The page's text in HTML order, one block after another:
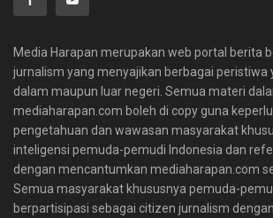
Media Harapan merupakan web portal berita
jurnalism yang menyajikan berbagai peristiwa
dalam maupun luar negeri. Semua materi
mediaharapan.com boleh di copy guna
pengetahuan dan wawasan masyarakat
inteligensi pemuda-pemudi Indonesia dan
dengan mencantumkan mediaharapan.com
Semua masyarakat khususnya pemuda-
berpartisipasi sebagai citizen jurnalism